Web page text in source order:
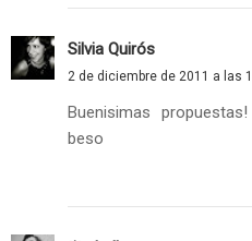
Silvia Quirós
2 de diciembre de 2011 a las
Buenisimas
beso